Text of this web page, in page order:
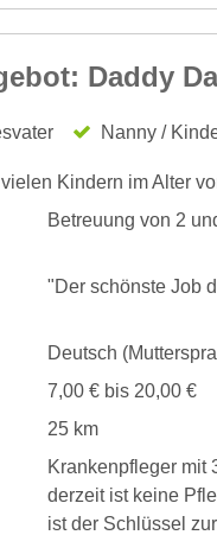
Daddy
Nanny /
Kindern im Alter
Betreuung von 2
"Der schönste Job
Deutsch
7,00 € bis 20,00 €
25 km
Krankenpfleger mit
derzeit ist keine
ist der Schlüssel